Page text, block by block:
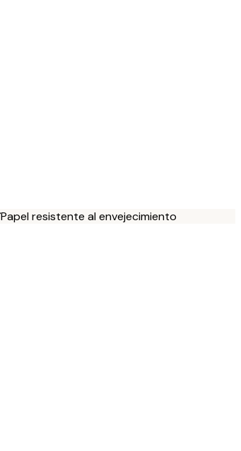
Papel resistente al envejecimiento